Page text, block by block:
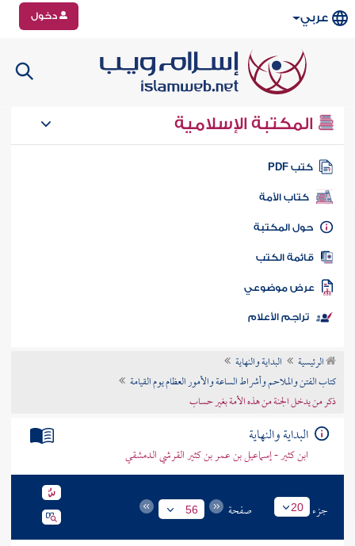
عربي دخول
المكتبة الإسلامية
كتب PDF
كتاب الأمة
المكتبة
الكتب
موضوعي
تراجم الأعلام
الرئيسية
البداية والنهاية
كتاب الفتن والملاحم وأشراط الساعة والأمور العظام يوم القيامة
ذكر من يدخل الجنة من هذه الأمة بغير حساب
البداية والنهاية
ابن كثير - إسماعيل بن عمر بن كثير القرشي الدمشقي
جزء 20 صفحة 56